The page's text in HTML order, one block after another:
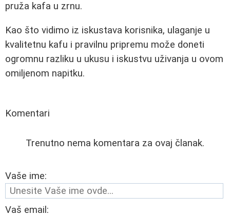
pruža kafa u zrnu.
Kao što vidimo iz iskustava korisnika, ulaganje u
kvalitetnu kafu i pravilnu pripremu može doneti
ogromnu razliku u ukusu i iskustvu uživanja u ovom
omiljenom napitku.
Komentari
Trenutno nema komentara za ovaj članak.
Vaše ime:
Vaš email: